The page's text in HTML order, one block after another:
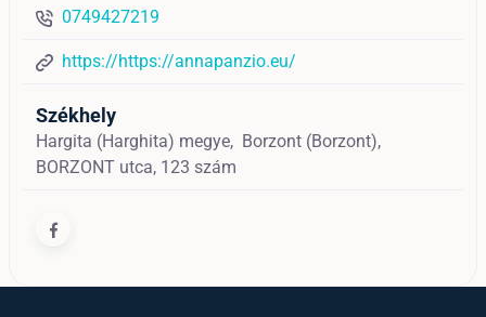
0749427219
https://https://annapanzio.eu/
Székhely
Hargita (Harghita) megye, Borzont (Borzont),
BORZONT utca, 123 szám